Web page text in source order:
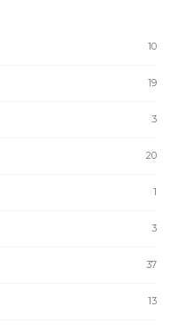
10
19
3
20
1
3
37
13